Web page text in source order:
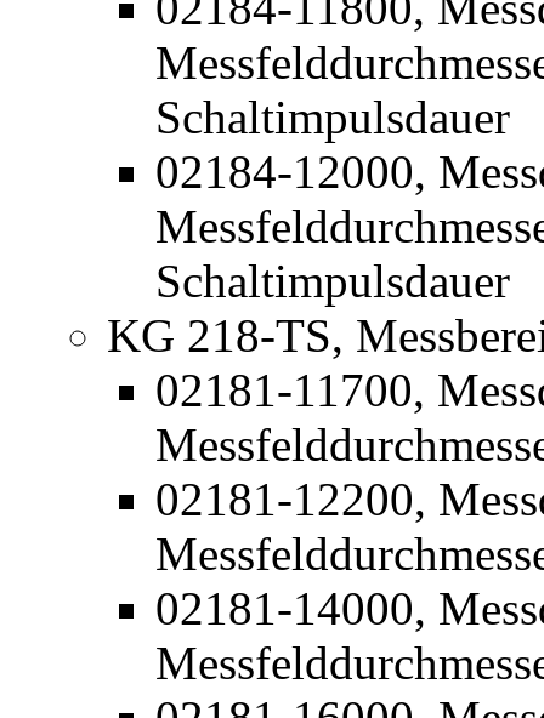
Schaltimpulsdauer
02184-12000,
Schaltimpulsdauer
KG 218-TS,
02181-11700,
02181-12200,
02181-14000,